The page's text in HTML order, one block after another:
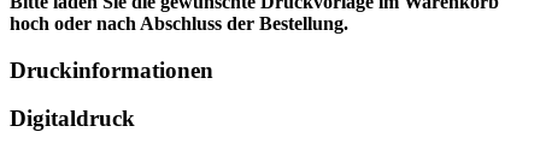
hoch oder nach Abschluss der Bestellung.
Druckinformationen
Digitaldruck